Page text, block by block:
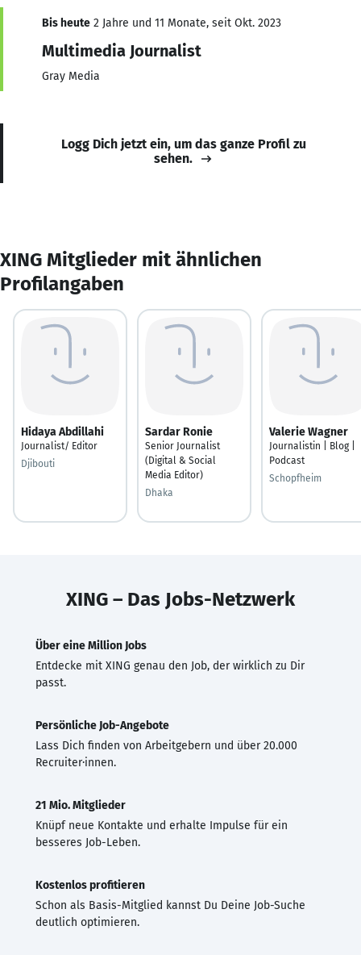
Bis heute 2 Jahre und 11 Monate, seit Okt. 2023
Multimedia Journalist
Gray Media
Logg Dich jetzt ein, um das ganze Profil zu
sehen.
XING Mitglieder mit ähnlichen
Profilangaben
Hidaya Abdillahi
Journalist/ Editor
Djibouti
Sardar Ronie
Senior Journalist
(Digital & Social
Media Editor)
Dhaka
Valerie Wagner
Journalistin | Blog |
Podcast
Schopfheim
XING – Das Jobs-Netzwerk
Über eine Million Jobs
Entdecke mit XING genau den Job, der wirklich zu Dir
passt.
Persönliche Job-Angebote
Lass Dich finden von Arbeitgebern und über 20.000
Recruiter·innen.
21 Mio. Mitglieder
Knüpf neue Kontakte und erhalte Impulse für ein
besseres Job-Leben.
Kostenlos profitieren
Schon als Basis-Mitglied kannst Du Deine Job-Suche
deutlich optimieren.